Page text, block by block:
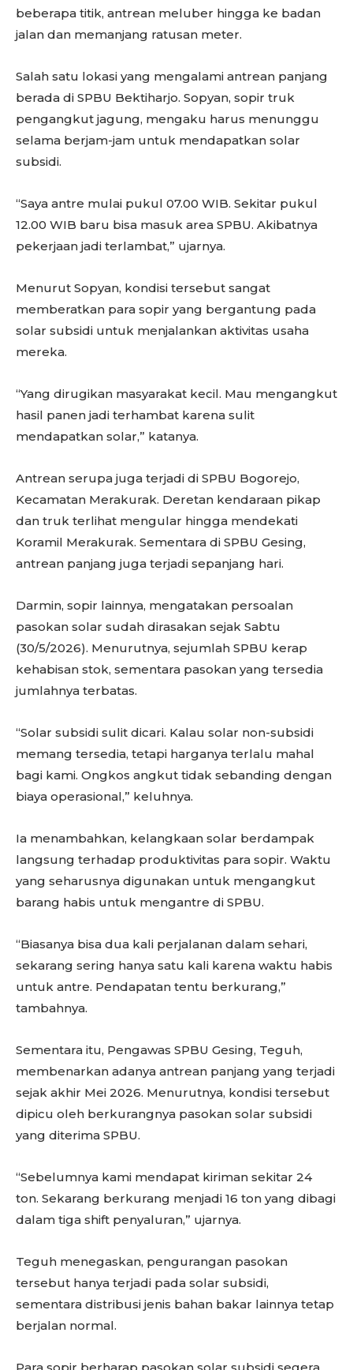
beberapa titik, antrean meluber hingga ke badan
jalan dan memanjang ratusan meter.
Salah satu lokasi yang mengalami antrean panjang
berada di SPBU Bektiharjo. Sopyan, sopir truk
pengangkut jagung, mengaku harus menunggu
selama berjam-jam untuk mendapatkan solar
subsidi.
“Saya antre mulai pukul 07.00 WIB. Sekitar pukul
12.00 WIB baru bisa masuk area SPBU. Akibatnya
pekerjaan jadi terlambat,” ujarnya.
Menurut Sopyan, kondisi tersebut sangat
memberatkan para sopir yang bergantung pada
solar subsidi untuk menjalankan aktivitas usaha
mereka.
“Yang dirugikan masyarakat kecil. Mau mengangkut
hasil panen jadi terhambat karena sulit
mendapatkan solar,” katanya.
Antrean serupa juga terjadi di SPBU Bogorejo,
Kecamatan Merakurak. Deretan kendaraan pikap
dan truk terlihat mengular hingga mendekati
Koramil Merakurak. Sementara di SPBU Gesing,
antrean panjang juga terjadi sepanjang hari.
Darmin, sopir lainnya, mengatakan persoalan
pasokan solar sudah dirasakan sejak Sabtu
(30/5/2026). Menurutnya, sejumlah SPBU kerap
kehabisan stok, sementara pasokan yang tersedia
jumlahnya terbatas.
“Solar subsidi sulit dicari. Kalau solar non-subsidi
memang tersedia, tetapi harganya terlalu mahal
bagi kami. Ongkos angkut tidak sebanding dengan
biaya operasional,” keluhnya.
Ia menambahkan, kelangkaan solar berdampak
langsung terhadap produktivitas para sopir. Waktu
yang seharusnya digunakan untuk mengangkut
barang habis untuk mengantre di SPBU.
“Biasanya bisa dua kali perjalanan dalam sehari,
sekarang sering hanya satu kali karena waktu habis
untuk antre. Pendapatan tentu berkurang,”
tambahnya.
Sementara itu, Pengawas SPBU Gesing, Teguh,
membenarkan adanya antrean panjang yang terjadi
sejak akhir Mei 2026. Menurutnya, kondisi tersebut
dipicu oleh berkurangnya pasokan solar subsidi
yang diterima SPBU.
“Sebelumnya kami mendapat kiriman sekitar 24
ton. Sekarang berkurang menjadi 16 ton yang dibagi
dalam tiga shift penyaluran,” ujarnya.
Teguh menegaskan, pengurangan pasokan
tersebut hanya terjadi pada solar subsidi,
sementara distribusi jenis bahan bakar lainnya tetap
berjalan normal.